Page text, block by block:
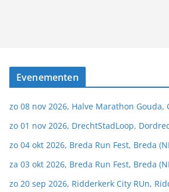
Evenementen
zo 08 nov 2026, Halve Marathon Gouda,
zo 01 nov 2026, DrechtStadLoop,
zo 04 okt 2026, Breda Run Fest, Breda
za 03 okt 2026, Breda Run Fest, Breda
zo 20 sep 2026, Ridderkerk City RUn,